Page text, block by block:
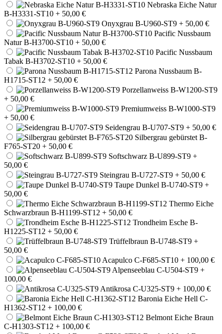
Nebraska Eiche Natur
B-H3331-ST10 + 50,00 €
Onyxgrau B-U960-ST9 + 50,00 €
Pacific Nussbaum
Natur B-H3700-ST10 + 50,00 €
Pacific Nussbaum
Tabak B-H3702-ST10 + 50,00 €
Parona Nussbaum B-
H1715-ST12 + 50,00 €
Porzellanweiss B-W1200-ST9
+ 50,00 €
Premiumweiss B-W1000-ST9
+ 50,00 €
Seidengrau B-U707-ST9 + 50,00 €
Silbergrau gebürstet B-
F765-ST20 + 50,00 €
Softschwarz B-U899-ST9 +
50,00 €
Steingrau B-U727-ST9 + 50,00 €
Taupe Dunkel B-U740-ST9 +
50,00 €
Thermo Eiche
Schwarzbraun B-H1199-ST12 + 50,00 €
Trondheim Esche B-
H1225-ST12 + 50,00 €
Trüffelbraun B-U748-ST9 +
50,00 €
Acapulco C-F685-ST10 + 100,00 €
Alpenseeblau C-U504-ST9 +
100,00 €
Antikrosa C-U325-ST9 + 100,00 €
Baronia Eiche Hell C-
H1362-ST12 + 100,00 €
Belmont Eiche Braun
C-H1303-ST12 + 100,00 €